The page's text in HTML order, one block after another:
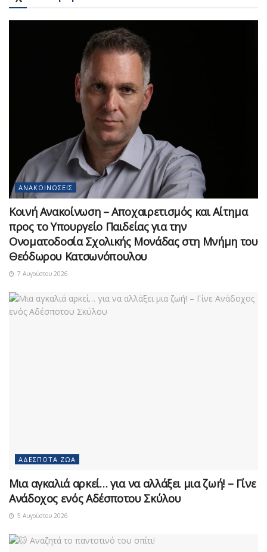
ΑΝΑΚΟΙΝΏΣΕΙΣ
Κοινή Ανακοίνωση – Αποχαιρετισμός και Αίτημα
προς το Υπουργείο Παιδείας για την
Ονοματοδοσία Σχολικής Μονάδας στη Μνήμη του
Θεόδωρου Κατσωνόπουλου
7 Αυγούστου 2026
ΑΔΈΣΠΟΤΑ ΖΏΑ
Μια αγκαλιά αρκεί… για να αλλάξει μια ζωή! – Γίνε
Ανάδοχος ενός Αδέσποτου Σκύλου
5 Αυγούστου 2026